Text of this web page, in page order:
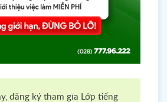
đăng ký tham gia Lớp tiếng